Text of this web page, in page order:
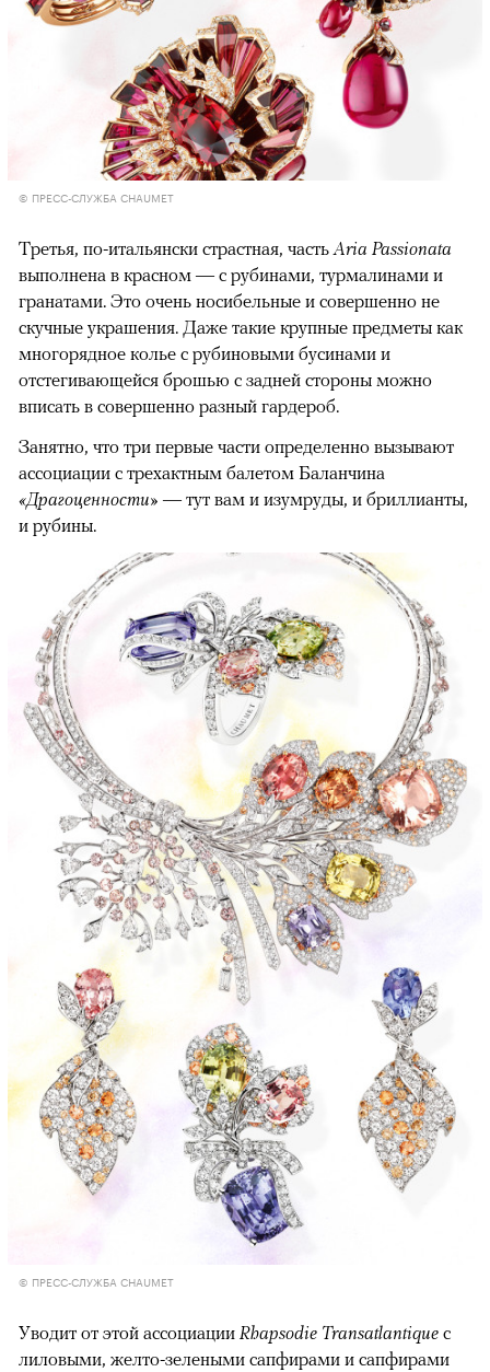
© ПРЕСС-СЛУЖБА CHAUMET
Третья, по-итальянски страстная, частьAria Passionata
выполнена в красном — с рубинами, турмалинами и
гранатами. Это очень носибельные и совершенно не
скучные украшения. Даже такие крупные предметы как
многорядное колье с рубиновыми бусинами и
отстегивающейся брошью с задней стороны можно
вписать в совершенно разный гардероб.
Занятно, что три первые части определенно вызывают
ассоциации с трехактным балетом Баланчина
«Драгоценности» — тут вам и изумруды, и бриллианты,
и рубины.
© ПРЕСС-СЛУЖБА CHAUMET
Уводит от этой ассоциации Rhapsodie Transatlantique с
лиловыми, желто-зелеными сапфирами и сапфирами